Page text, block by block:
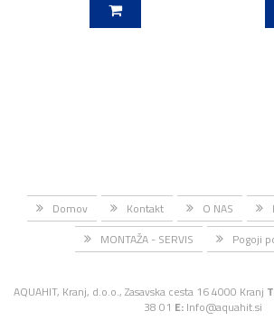
Domov Kontakt O NAS
MONTAŽA - SERVIS
Pogoji
AQUAHIT, Kranj, d.o.o., Zasavska cesta 16 4000 Kranj
38 01 E: Info@aquahit.si